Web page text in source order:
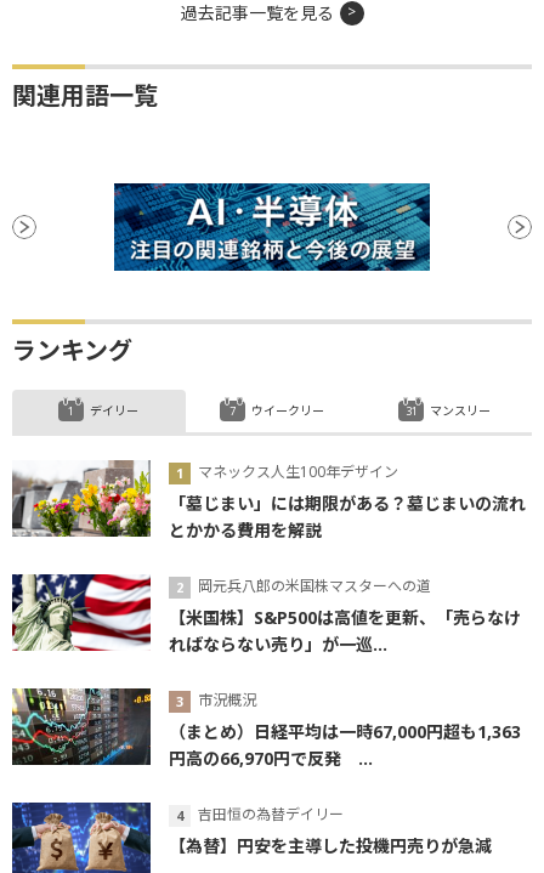
過去記事一覧を見る
関連用語一覧
ランキング
デイリー
マネックス人生100年デザイン
「墓じまい」には期限がある？墓じまいの流れ
とかかる費用を解説
岡元兵八郎の米国株マスターへの道
【米国株】S&P500は高値を更新、「売らなけ
ればならない売り」が一巡...
市況概況
（まとめ）日経平均は一時67,000円超も1,363
円高の66,970円で反発 ...
吉田恒の為替デイリー
【為替】円安を主導した投機円売りが急減
ウイークリー マンスリー